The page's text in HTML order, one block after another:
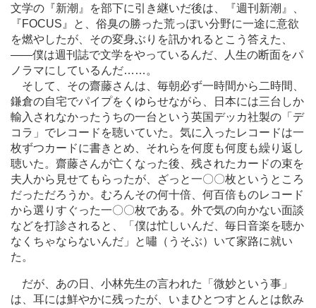
文学の『新潮』を部下に引き継いだ後は、『週刊新潮』、
『FOCUS』と、俗臭の勝った荒っぽい分野に一途に意欲
を燃やしたが、その変身ぶりを訊かれるとこう答えた、
――僕は週刊誌で文学をやっているんだ、人生の断面をパ
ノラマにしているんだ… …。
そして、その齋藤さんは、毎朝必ず一時間から二時間、
鎌倉の自宅でパイプをくゆらせながら、日本には三台しか
輸入されなかったうちの一台という英国デッカ社製の「デ
コラ」でレコードを聴いていた。気に入ったレコードは一
枚ずつカードに書きとめ、それらを何度も何度も繰り返し
聴いた。齋藤さんが亡くなった後、残されたカードの束を
夫人から見せてもらったが、ざっと一〇〇枚というところ
だっただろうか。むろんその何十倍、何百倍ものレコード
から選りすぐった一〇〇枚である。外で気の向かない面談
などを打診されると、「僕は忙しいんだ、毎日音楽を聴か
なくちゃならないんだ」と嘯（うそぶ）いて家路に就い
た。
だが、あの日、小林先生の言われた「微妙という事」
は、耳には鮮やかに残ったが、いまひとつすとんとは飲み